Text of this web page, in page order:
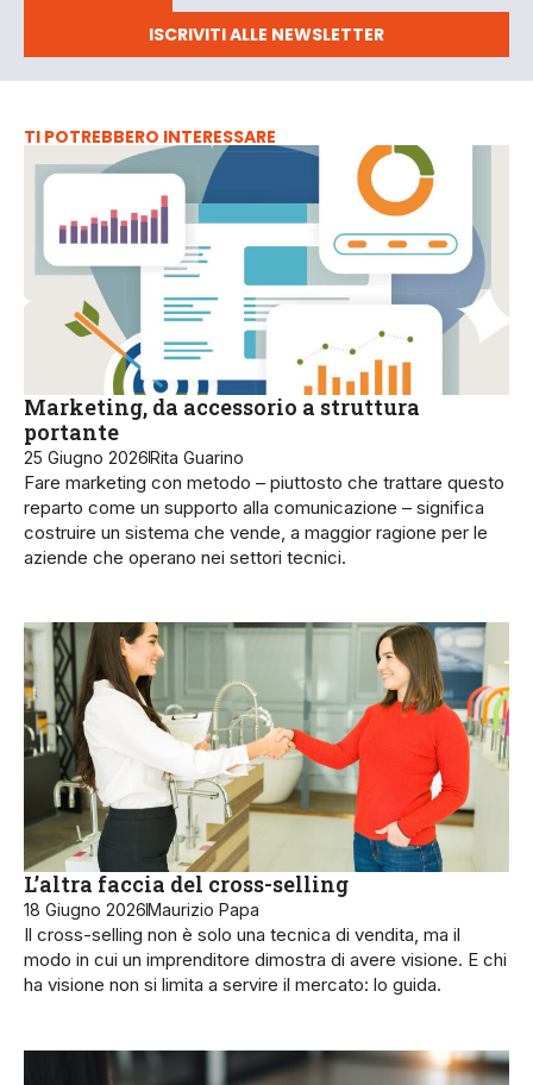
ISCRIVITI ALLE NEWSLETTER
TI POTREBBERO INTERESSARE
Marketing, da accessorio a struttura
portante
25 Giugno 2026Rita Guarino
Fare marketing con metodo – piuttosto che trattare questo
reparto come un supporto alla comunicazione – significa
costruire un sistema che vende, a maggior ragione per le
aziende che operano nei settori tecnici.
L’altra faccia del cross-selling
18 Giugno 2026Maurizio Papa
Il cross-selling non è solo una tecnica di vendita, ma il
modo in cui un imprenditore dimostra di avere visione. E chi
ha visione non si limita a servire il mercato: lo guida.